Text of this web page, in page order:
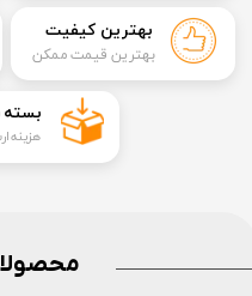
بهترین کیفیت
بهترین قیمت ممکن
​بسته
هزینه